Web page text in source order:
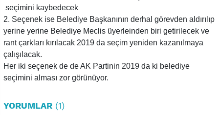
seçimini kaybedecek
2. Seçenek ise Belediye Başkanının derhal görevden aldırılıp
yerine yerine Belediye Meclis üyerleinden biri getirilecek ve
rant çarkları kırılacak 2019 da seçim yeniden kazanılmaya
çalışılacak.
Her iki seçenek de de AK Partinin 2019 da ki belediye
seçimini alması zor görünüyor.
YORUMLAR (1)